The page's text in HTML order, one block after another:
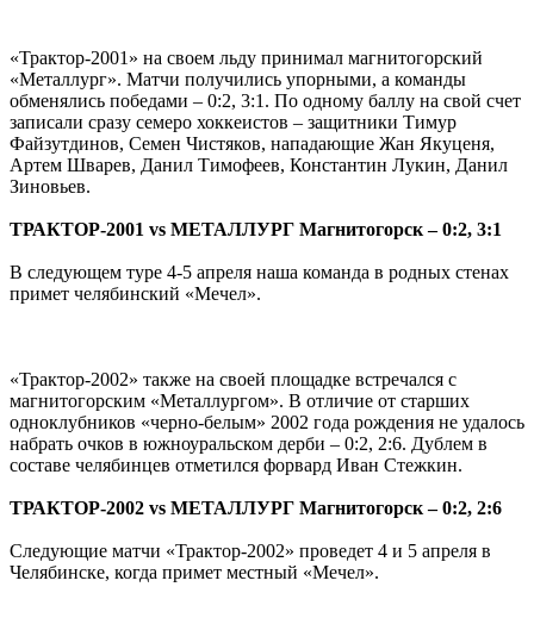
«Трактор-2001» на своем льду принимал магнитогорский
«Металлург». Матчи получились упорными, а команды
обменялись победами – 0:2, 3:1. По одному баллу на свой счет
записали сразу семеро хоккеистов – защитники Тимур
Файзутдинов, Семен Чистяков, нападающие Жан Якуценя,
Артем Шварев, Данил Тимофеев, Константин Лукин, Данил
Зиновьев.
ТРАКТОР-2001 vs МЕТАЛЛУРГ Магнитогорск – 0:2, 3:1
В следующем туре 4-5 апреля наша команда в родных стенах
примет челябинский «Мечел».
«Трактор-2002» также на своей площадке встречался с
магнитогорским «Металлургом». В отличие от старших
одноклубников «черно-белым» 2002 года рождения не удалось
набрать очков в южноуральском дерби – 0:2, 2:6. Дублем в
составе челябинцев отметился форвард Иван Стежкин.
ТРАКТОР-2002 vs МЕТАЛЛУРГ Магнитогорск – 0:2, 2:6
Следующие матчи «Трактор-2002» проведет 4 и 5 апреля в
Челябинске, когда примет местный «Мечел».